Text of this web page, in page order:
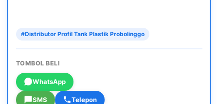
#Distributor Profil Tank Plastik Probolinggo
TOMBOL BELI
WhatsApp
SMS Telepon